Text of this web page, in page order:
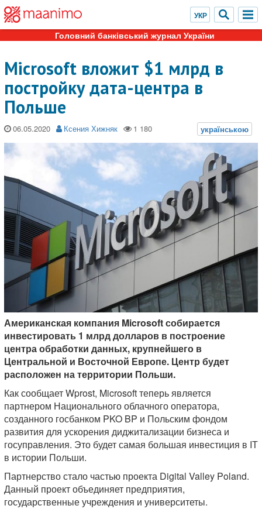
Головний банківський журнал України
Microsoft вложит $1 млрд в
постройку дата-центра в
Польше
06.05.2020 Ксения Хижняк
Американская компания Microsoft собирается
инвестировать 1 млрд долларов в построение
центра обработки данных, крупнейшего в
Центральной и Восточной Европе. Центр будет
расположен на территории Польши.
Как сообщает Wprost, Microsoft теперь является
партнером Национального облачного оператора,
созданного госбанком PKO BP и Польским фондом
развития для ускорения диджитализации бизнеса и
госуправления. Это будет самая большая инвестиция в IТ
в истории Польши.
Партнерство стало частью проекта Digital Valley Poland.
Данный проект объединяет предприятия,
государственные учреждения и университеты.